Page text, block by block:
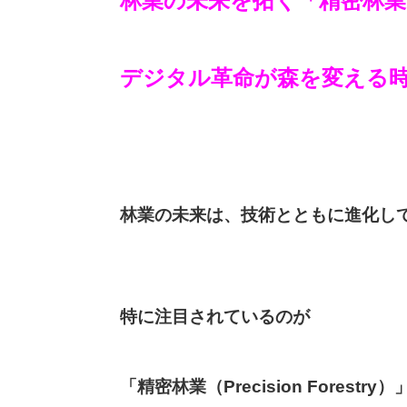
デジタル革命が森を変える
林業の未来は、技術とともに進化し
特に注目されているのが
「精密林業（Precision Forestry）